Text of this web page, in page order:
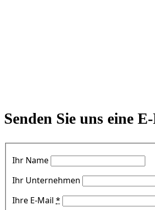
Senden Sie uns eine
Ihr Name
Ihr Unternehmen
Ihre E-Mail *